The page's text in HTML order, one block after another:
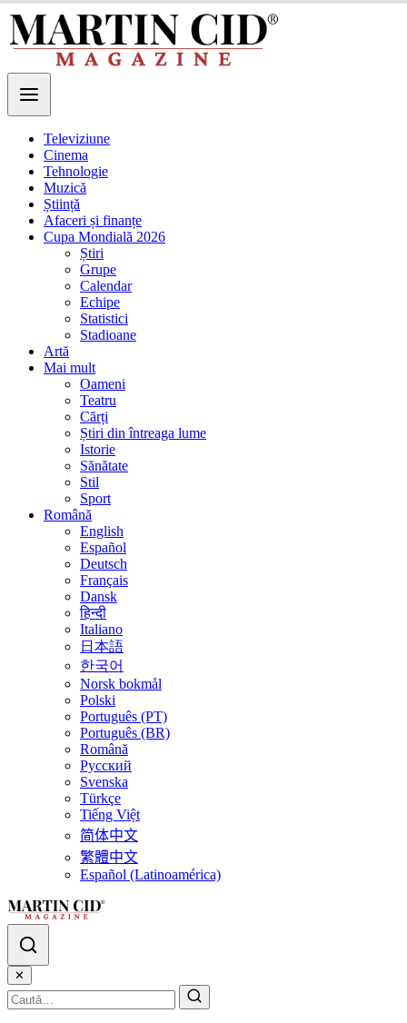
Televiziune
Cinema
Tehnologie
Muzică
Știință
Afaceri și finanțe
Cupa Mondială 2026
Știri
Grupe
Calendar
Echipe
Statistici
Stadioane
Artă
Mai mult
Oameni
Teatru
Cărți
Știri din întreaga lume
Istorie
Sănătate
Stil
Sport
Română
English
Español
Deutsch
Français
Dansk
हिन्दी
Italiano
日本語
한국어
Norsk bokmål
Polski
Português (PT)
Português (BR)
Română
Русский
Svenska
Türkçe
Tiếng Việt
简体中文
繁體中文
Español (Latinoamérica)
✕